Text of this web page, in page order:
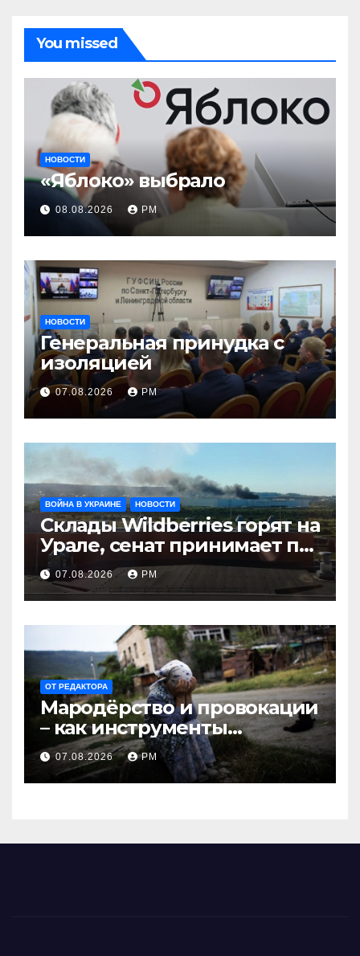
You missed
НОВОСТИ
«Яблоко» выбрало
08.08.2026 РМ
НОВОСТИ
Генеральная принудка с
изоляцией
07.08.2026 РМ
ВОЙНА В УКРАИНЕ НОВОСТИ
Склады Wildberries горят на
Урале, сенат принимает по
Грэму закон
07.08.2026 РМ
ОТ РЕДАКТОРА
Мародёрство и провокации
– как инструменты
современной политики
России
07.08.2026 РМ